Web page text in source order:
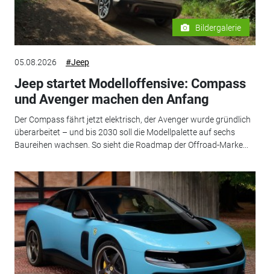
Bildergalerie
05.08.2026 #Jeep
Jeep startet Modelloffensive: Compass
und Avenger machen den Anfang
Der Compass fährt jetzt elektrisch, der Avenger wurde gründlich
überarbeitet – und bis 2030 soll die Modellpalette auf sechs
Baureihen wachsen. So sieht die Roadmap der Offroad-Marke...